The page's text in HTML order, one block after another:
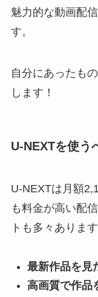
魅力的な動画配
す。
自分にあったも
します！
U-NEXTを使う
U-NEXTは月額
も料金が高い配
トも多々あります
最新作品を見
高画質で作品